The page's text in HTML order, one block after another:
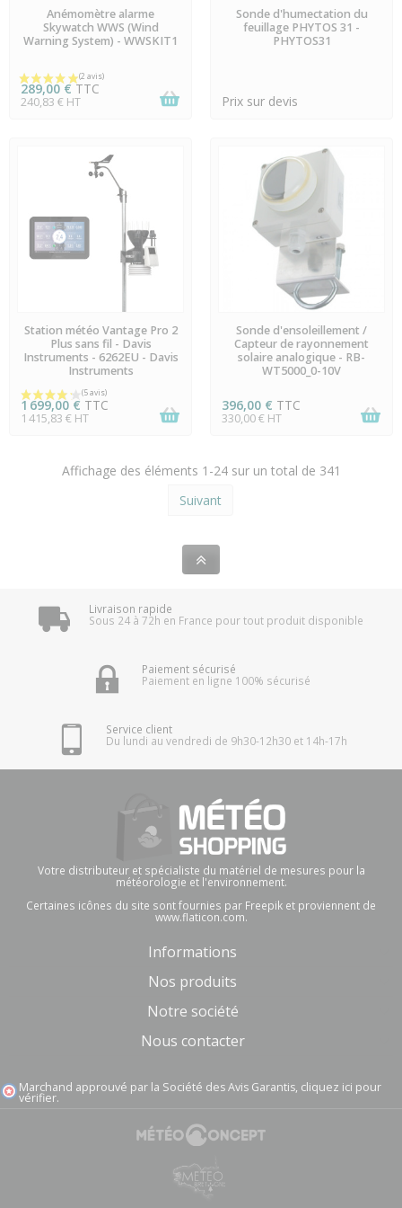
(3 avis)
(2 avis)
EN STOCK
Anémomètre alarme
Skywatch WWS (Wind
Warning System) - WWSKIT1
289,00 € TTC
240,83 € HT
DERNIERS ARTICLES EN
STOCK
Sonde d'humectation du
feuillage PHYTOS 31 -
PHYTOS31
Prix sur devis
EN STOCK
Station météo Vantage Pro 2
Plus sans fil - Davis
Instruments - 6262EU - Davis
Instruments
1 699,00 € TTC
1 415,83 € HT
PRÉCOMMANDE
Sonde d'ensoleillement /
Capteur de rayonnement
solaire analogique - RB-
WT5000_0-10V
396,00 € TTC
330,00 € HT
Affichage des éléments 1-24 sur un total de 341
Suivant
Livraison rapide
Sous 24 à 72h en France pour tout produit disponible
Paiement sécurisé
Paiement en ligne 100% sécurisé
Service client
Du lundi au vendredi de 9h30-12h30 et 14h-17h
Votre distributeur et spécialiste du matériel de mesures pour la
météorologie et l'environnement.
Certaines icônes du site sont fournies par Freepik et proviennent de
www.flaticon.com.
Informations
Nos produits
Notre société
Nous contacter
Marchand approuvé par la Société des Avis Garantis, cliquez ici pour
vérifier.